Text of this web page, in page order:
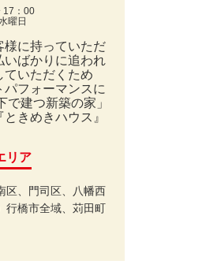
17：00
曜日
様に持っていただ
いばかりに追われ
ていただくため
フォーマンスに
建つ新築の家」
きめきハウス』
リア
区、門司区、八幡西
行橋市全域、苅田町